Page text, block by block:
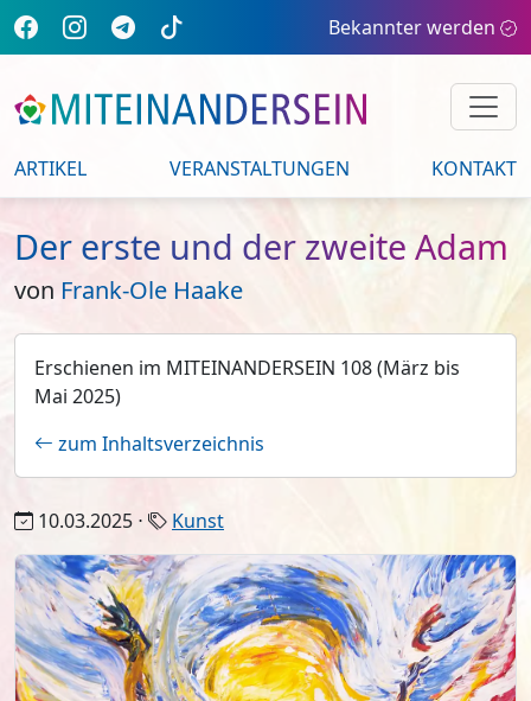
Bekannter werden
ARTIKEL VERANSTALTUNGEN KONTAKT
Der erste und der zweite Adam
von Frank-Ole Haake
Erschienen im MITEINANDERSEIN 108 (März bis
Mai 2025)
zum Inhaltsverzeichnis
10.03.2025 ⋅ Kunst